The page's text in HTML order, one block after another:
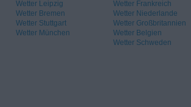
Wetter Leipzig
Wetter Bremen
Wetter Stuttgart
Wetter München
Wetter Frankreich
Wetter Niederlande
Wetter Großbritannien
Wetter Belgien
Wetter Schweden